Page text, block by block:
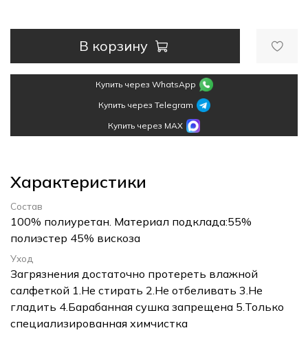
В корзину
Купить через WhatsApp
Купить через Telegram
Купить через MAX
Характеристики
Состав
100% полиуретан. Материал подклада:55%
полиэстер 45% вискоза
Уход
Загрязнения достаточно протереть влажной
салфеткой 1.Не стирать 2.Не отбеливать 3.Не
гладить 4.Барабанная сушка запрещена 5.Только
специализированная химчистка